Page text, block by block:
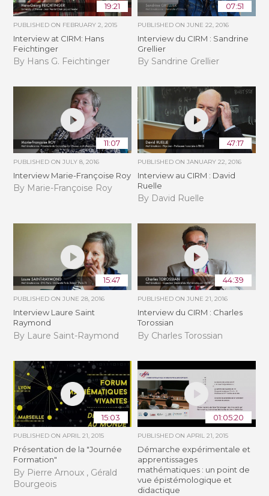
19:21
PUBLISHED ON FEBRUARY 2, 2015
Interview at CIRM: Hans
Feichtinger
By Hans G. Feichtinger
07:51
PUBLISHED ON JUNE 22, 2016
Interview du CIRM : Sandrine
Grellier
By Sandrine Grellier
11:07
PUBLISHED ONJULY 8, 2016
Interview Marie-Françoise Roy
By Marie-Françoise Roy
47:17
PUBLISHED ON JANUARY 22, 2016
Interview au CIRM : David
Ruelle
By David Ruelle
15:47
PUBLISHED ONJUNE 28, 2016
Interview Laure Saint
Raymond
By Laure Saint-Raymond
44:39
PUBLISHED ON JUNE 21, 2016
Interview du CIRM : Charles
Torossian
By Charles Torossian
15:03
PUBLISHED ONAPRIL 21, 2015
Présentation de la "Journée
Formation"
By Pierre Arnoux , Gérald
Bourgeois
01:05:20
PUBLISHED ON APRIL 21, 2015
Démarche expérimentale et
apprentissages
mathématiques : un point de
vue épistémologique et
didactique